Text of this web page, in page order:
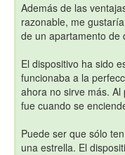
Además de las
razonable, me
de un apartamento de
El dispositivo ha sido
funcionaba a la
ahora no sirve más.
fue cuando se
Puede ser que sólo
una estrella. El